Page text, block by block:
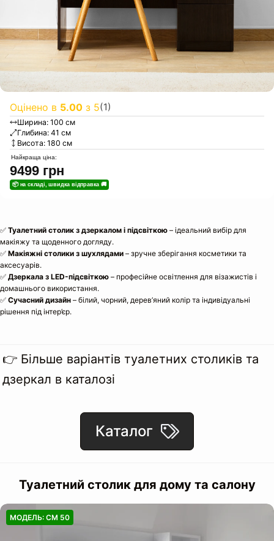
Оцінено в 5.00 з 5(1)
Ширина: 100 см
Глибина: 41 см
Висота: 180 см
Найкраща ціна:
9499 грн
📦 на складі, швидка відправка 🚚
✅ Туалетний столик з дзеркалом і підсвіткою – ідеальний вибір для
макіяжу та щоденного догляду.
✅ Макіяжні столики з шухлядами – зручне зберігання косметики та
аксесуарів.
✅ Дзеркала з LED-підсвіткою – професійне освітлення для візажистів і
домашнього використання.
✅ Сучасний дизайн – білий, чорний, дерев’яний колір та індивідуальні
рішення під інтер’єр.
Каталог
👉 Більше варіантів туалетних столиків та
дзеркал в каталозі
Туалетний столик для дому та салону
МОДЕЛЬ: СМ 50